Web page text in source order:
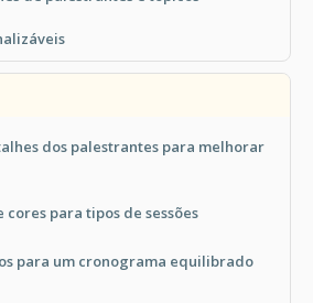
dos palestrantes para melhorar
cores para tipos de sessões
para um cronograma equilibrado